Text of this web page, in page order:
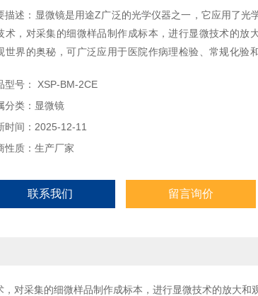
描述：显微镜是用途Z广泛的光学仪器之一，它应用了光
术，对采集的细微样品制作成标本，进行显微技术的放
世界的奥秘，可广泛应用于医院作病理检验、常规化验
型号： XSP-BM-2CE
分类：显微镜
时间：2025-12-11
性质：生产厂家
联系我们 留言询价
对采集的细微样品制作成标本，进行显微技术的放大和